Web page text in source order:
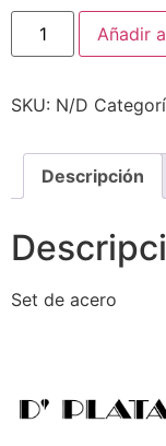
Añadir
SKU: N/D
Descripción
Set de acero